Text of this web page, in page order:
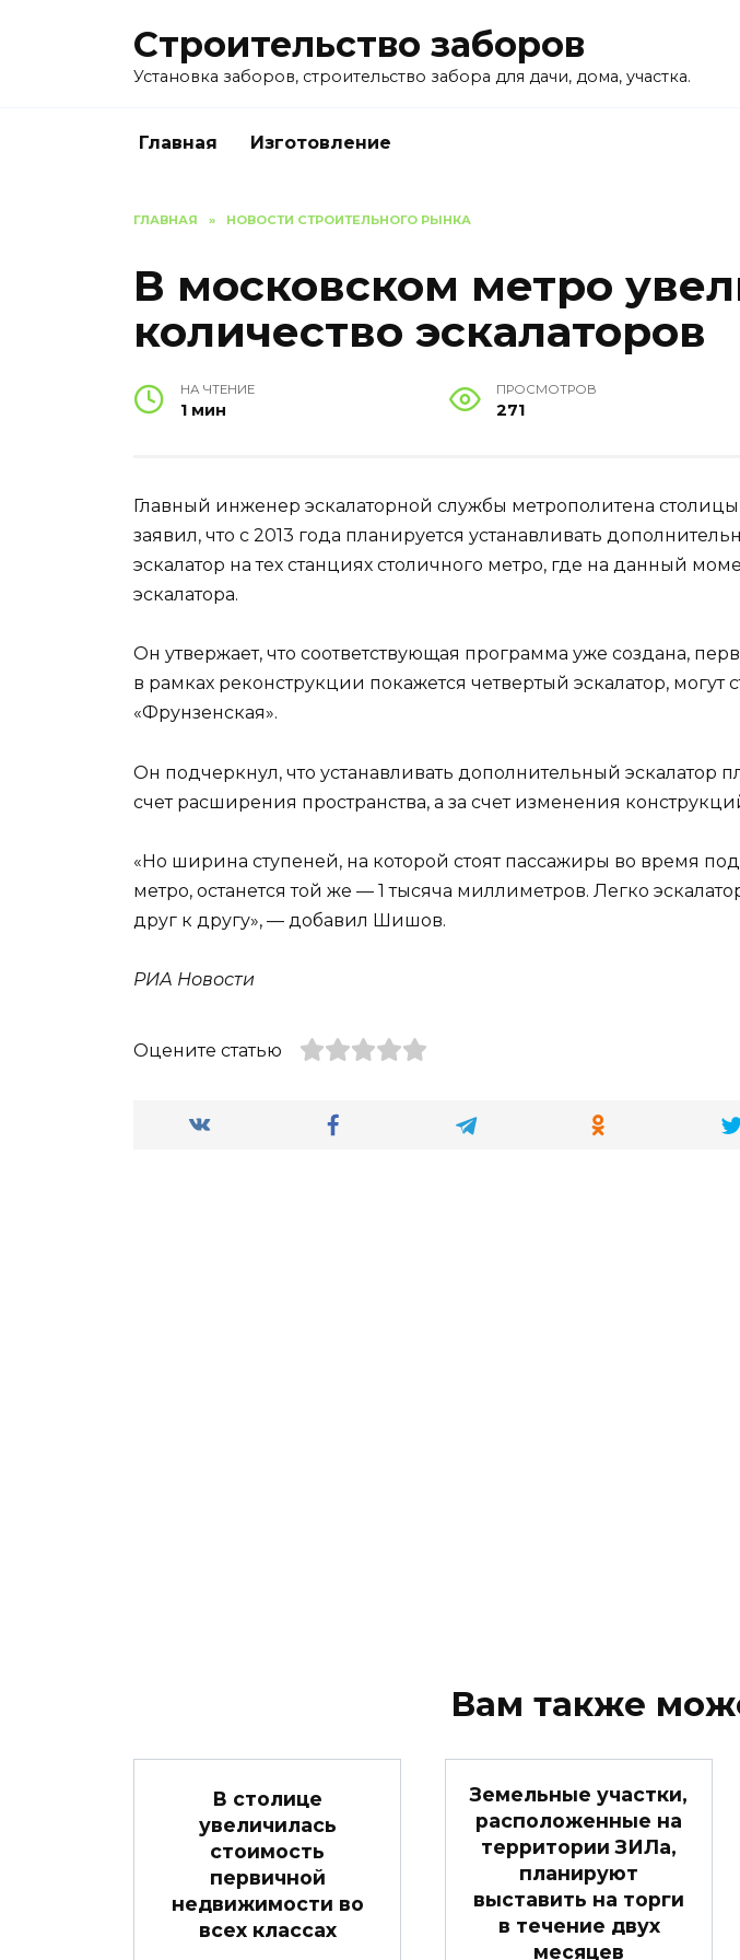
Строительство заборов
Установка заборов, строительство забора для дачи, дома, участка.
Главная Изготовление
ГЛАВНАЯ » НОВОСТИ СТРОИТЕЛЬНОГО РЫНКА
В московском метро
количество эскалаторов
НА ЧТЕНИЕ
1 мин
ПРОСМОТРОВ
271
Главный инженер эскалаторной службы метрополитена
заявил, что с 2013 года планируется устанавливать
эскалатор на тех станциях столичного метро, где на данный
эскалатора.
Он утвержает, что соответствующая программа уже создана,
в рамках реконструкции покажется четвертый эскалатор, могут
«Фрунзенская».
Он подчеркнул, что устанавливать дополнительный эскалатор
счет расширения пространства, а за счет изменения
«Но ширина ступеней, на которой стоят пассажиры во время
метро, останется той же — 1 тысяча миллиметров. Легко
друг к другу», — добавил Шишов.
РИА Новости
Оцените статью
Вам также
В столице
увеличилась
стоимость
первичной
недвижимости во
всех классах
Земельные участки,
расположенные на
территории ЗИЛа,
планируют
выставить на торги
в течение двух
месяцев